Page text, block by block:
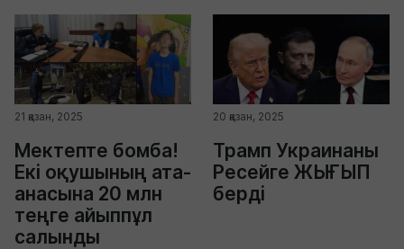
21 қазан, 2025
Мектепте бомба!
Екі оқушының ата-
анасына 20 млн
теңге айыппұл
салынды
20 қазан, 2025
Трамп Украинаны
Ресейге ЖЫҒЫП
берді